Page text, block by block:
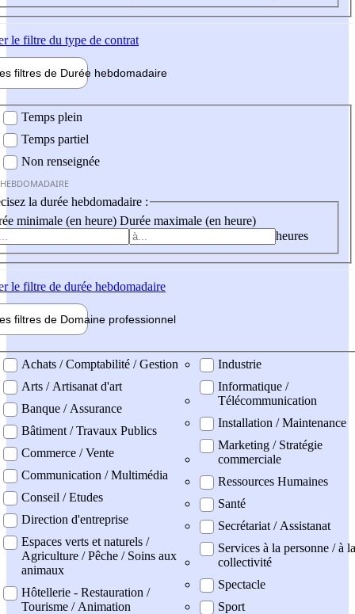
le filtre du type de contrat
filtres de Durée hebdomadaire
Temps plein
Temps partiel
Non renseignée
la durée hebdomadaire :
minimale (en heure) Durée maximale (en heure)
heures
le filtre de durée hebdomadaire
filtres de Domaine professionnel
professionel
Achats / Comptabilité / Gestion
Arts / Artisanat d'art
Banque / Assurance
Bâtiment / Travaux Publics
Commerce / Vente
Communication / Multimédia
Conseil / Etudes
Direction d'entreprise
Espaces verts et naturels /
Agriculture / Pêche / Soins aux
animaux
Hôtellerie - Restauration /
Tourisme / Animation
Industrie
Informatique /
Télécommunication
Installation / Maintenance
Marketing / Stratégie
commerciale
Ressources Humaines
Santé
Secrétariat / Assistanat
Services à la personne / à la
collectivité
Spectacle
Sport